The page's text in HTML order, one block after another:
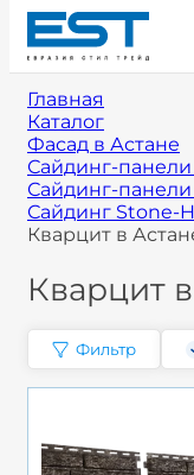
Главная
Каталог
Фасад в Астане
Сайдинг-панели
Сайдинг-
Сайдинг Stone-
Кварцит в
Кварцит
Фильтр